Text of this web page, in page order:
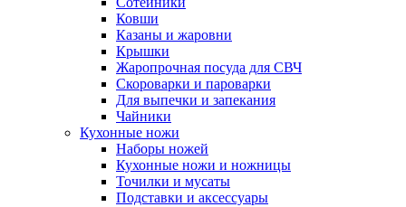
Ковши
Казаны и жаровни
Крышки
Жаропрочная посуда для СВЧ
Скороварки и пароварки
Для выпечки и запекания
Чайники
Кухонные ножи
Наборы ножей
Кухонные ножи и ножницы
Точилки и мусаты
Подставки и аксессуары